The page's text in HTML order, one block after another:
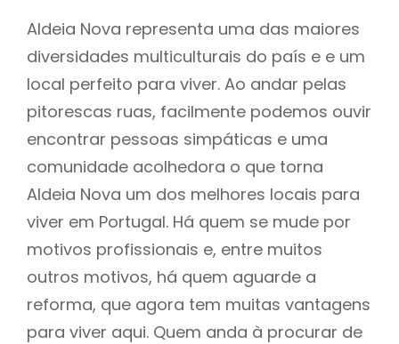
Aldeia Nova representa uma das maiores
diversidades multiculturais do país e e um
local perfeito para viver. Ao andar pelas
pitorescas ruas, facilmente podemos ouvir
encontrar pessoas simpáticas e uma
comunidade acolhedora o que torna
Aldeia Nova um dos melhores locais para
viver em Portugal. Há quem se mude por
motivos profissionais e, entre muitos
outros motivos, há quem aguarde a
reforma, que agora tem muitas vantagens
para viver aqui. Quem anda à procurar de